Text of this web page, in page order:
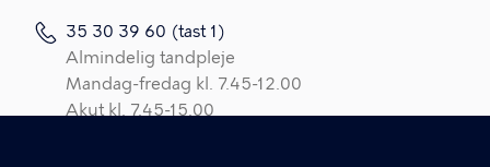
35 30 39 60 (tast 1)
Almindelig tandpleje
Mandag-fredag kl. 7.45-12.00
Akut kl. 7.45-15.00